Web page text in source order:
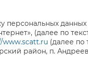
персональных
(далее по
www.scatt.ru (далее по
район, п.